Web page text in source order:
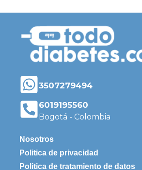
3507279494
6019195560
Bogotá - Colombia
Nosotros
Politica de privacidad
Politica de tratamiento de datos